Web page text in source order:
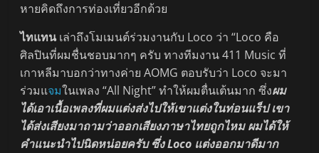
หายคิดถึงการท่องเที่ยวอีกด้วย
ไทแทนเล่าถึงโมเมนต์ร่วมงานกับ Loco ว่า “Loco คือ
ศิลปินที่ผมชื่นชอบมากๆ ครับ ทางทีมงาน 411 Music ที่
เกาหลีมาบอกว่าทางค่าย AOMG ตอบรับว่า Loco จะมา
ร่วมแจมในเพลง “All Night” ทำให้ผมตื่นเต้นมาก ซึ่งผม
ได้เอาเนื้อเพลงที่ผมแต่งส่งไปให้เขาแต่งในท่อนแร็ป เขา
ได้ส่งเสียงมาถามว่าออกเสียงภาษาไทยถูกไหม ผมได้ให้
คำแนะนำไปนิดหน่อยครับ ซึ่ง Loco แต่งออกมาดีมาก